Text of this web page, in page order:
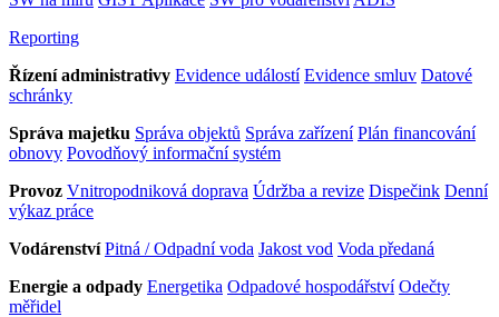
Reporting
Řízení administrativy Evidence událostí Evidence smluv Datové
schránky
Správa majetku Správa objektů Správa zařízení Plán financování
obnovy Povodňový informační systém
Provoz Vnitropodniková doprava Údržba a revize Dispečink Denní
výkaz práce
Vodárenství Pitná / Odpadní voda Jakost vod Voda předaná
Energie a odpady Energetika Odpadové hospodářství Odečty
měřidel